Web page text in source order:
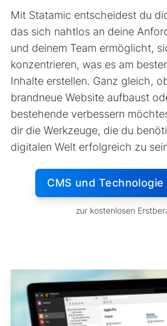
Mit Statamic entscheidest du
das sich nahtlos an deine
und deinem Team ermöglicht,
konzentrieren, was es am
Inhalte erstellen. Ganz gleich,
brandneue Website aufbaust
bestehende verbessern
dir die Werkzeuge, die du
digitalen Welt erfolgreich zu
CMS und
zur kostenlosen